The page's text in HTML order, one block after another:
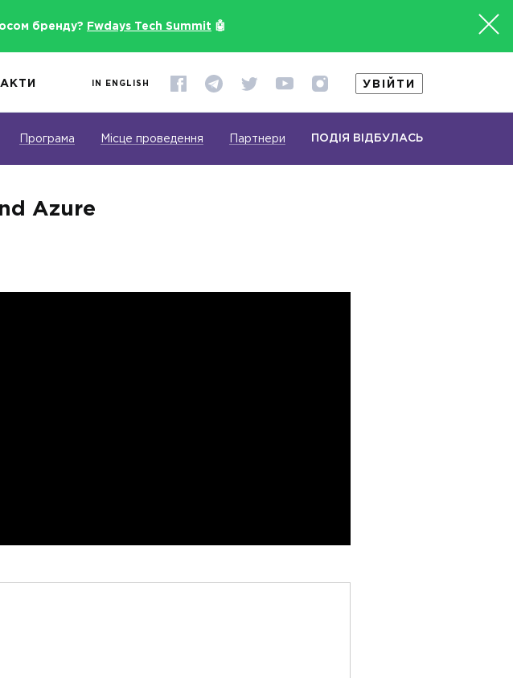
бренду? Fwdays Tech Summit 🤖
IN ENGLISH УВІЙТИ
Програма Місце проведення Партнери ПОДІЯ ВІДБУЛАСЬ
Azure